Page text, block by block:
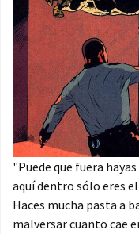
"Puede que fuera
aquí dentro sólo eres
Haces mucha pasta a
malversar cuanto cae